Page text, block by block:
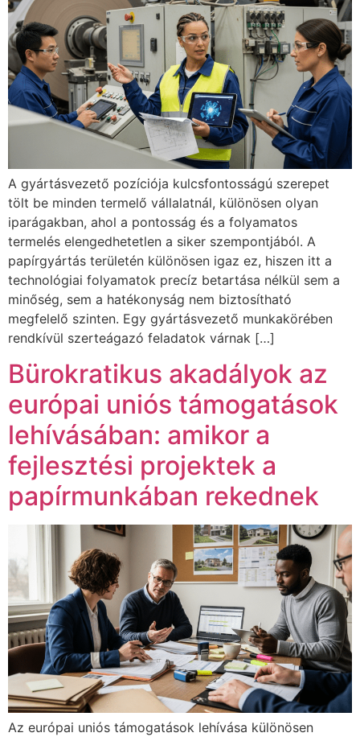
A gyártásvezető pozíciója kulcsfontosságú szerepet
tölt be minden termelő vállalatnál, különösen olyan
iparágakban, ahol a pontosság és a folyamatos
termelés elengedhetetlen a siker szempontjából. A
papírgyártás területén különösen igaz ez, hiszen itt a
technológiai folyamatok precíz betartása nélkül sem a
minőség, sem a hatékonyság nem biztosítható
megfelelő szinten. Egy gyártásvezető munkakörében
rendkívül szerteágazó feladatok várnak […]
Bürokratikus akadályok az
európai uniós támogatások
lehívásában: amikor a
fejlesztési projektek a
papírmunkában rekednek
Az európai uniós támogatások lehívása különösen